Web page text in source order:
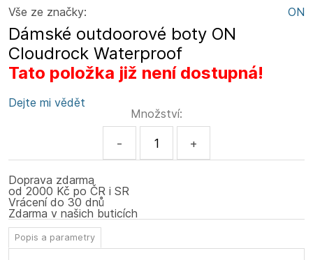
Vše ze značky: ON
Dámské outdoorové boty ON
Cloudrock Waterproof
Tato položka již není dostupná!
Dejte mi vědět
Množství:
- +
Doprava zdarma
od 2000 Kč po ČR i SR
Vrácení do 30 dnů
Zdarma v našich buticích
Popis a parametry